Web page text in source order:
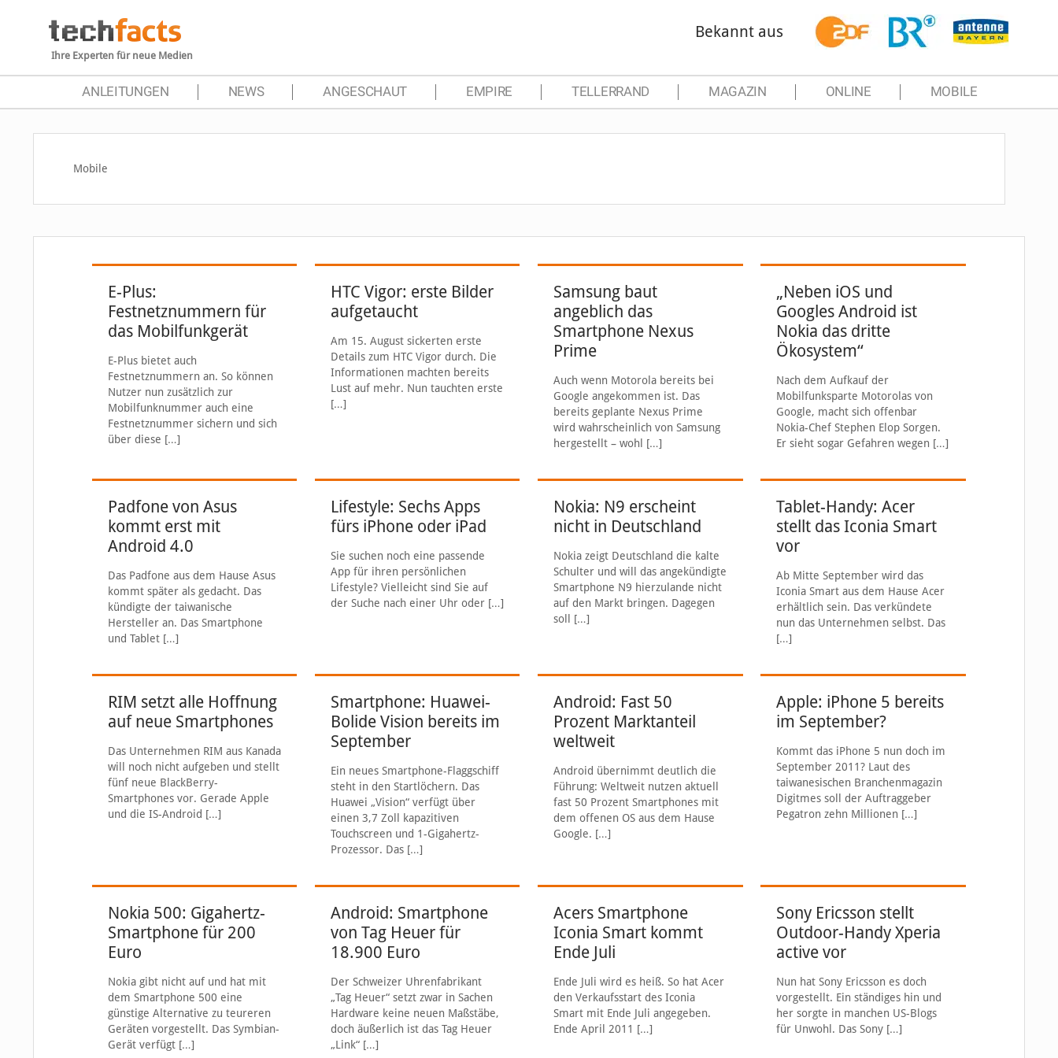
Ihre Experten für neue Medien
Bekannt aus
ANLEITUNGEN NEWS ANGESCHAUT EMPIRE TELLERRAND MAGAZIN ONLINE MOBILE
Mobile
E-Plus:
Festnetznummern für
das Mobilfunkgerät
E-Plus bietet auch
Festnetznummern an. So können
Nutzer nun zusätzlich zur
Mobilfunknummer auch eine
Festnetznummer sichern und sich
über diese […]
HTC Vigor: erste Bilder
aufgetaucht
Am 15. August sickerten erste
Details zum HTC Vigor durch. Die
Informationen machten bereits
Lust auf mehr. Nun tauchten erste
[…]
Samsung baut
angeblich das
Smartphone Nexus
Prime
Auch wenn Motorola bereits bei
Google angekommen ist. Das
bereits geplante Nexus Prime
wird wahrscheinlich von Samsung
hergestellt – wohl
[…]
„Neben iOS und
Googles Android ist
Nokia das dritte
Ökosystem“
Nach dem Aufkauf der
Mobilfunksparte Motorolas von
Google, macht sich offenbar
Nokia-Chef Stephen Elop Sorgen.
Er sieht sogar Gefahren wegen […]
Padfone von Asus
kommt erst mit
Android 4.0
Das Padfone aus dem Hause Asus
kommt später als gedacht. Das
kündigte der taiwanische
Hersteller an. Das Smartphone
und Tablet[…]
Lifestyle: Sechs Apps
fürs iPhone oder iPad
Sie suchen noch eine passende
App für ihren persönlichen
Lifestyle? Vielleicht sind Sie auf
der Suche nach einer Uhr oder[…]
Nokia: N9 erscheint
nicht in Deutschland
Nokia zeigt Deutschland die kalte
Schulter und will das angekündigte
Smartphone N9 hierzulande nicht
auf den Markt bringen. Dagegen
soll
[…]
Tablet-Handy: Acer
stellt das Iconia Smart
vor
Ab Mitte September wird das
Iconia Smart aus dem Hause Acer
erhältlich sein. Das verkündete
nun das Unternehmen selbst. Das
[…]
RIM setzt alle Hoffnung
auf neue Smartphones
Das Unternehmen RIM aus Kanada
will noch nicht aufgeben und stellt
fünf neue BlackBerry-
Smartphones vor. Gerade Apple
und die IS-Android […]
Smartphone: Huawei-
Bolide Vision bereits im
September
Ein neues Smartphone-Flaggschiff
steht in den Startlöchern. Das
Huawei „Vision“ verfügt über
einen 3,7 Zoll kapazitiven
Touchscreen und 1-Gigahertz-
Prozessor. Das[…]
Android: Fast 50
Prozent Marktanteil
weltweit
Android übernimmt deutlich die
Führung: Weltweit nutzen aktuell
fast 50 Prozent Smartphones mit
dem offenen OS aus dem Hause
Google. […]
Apple: iPhone 5 bereits
im September?
Kommt das iPhone 5 nun doch im
September 2011? Laut des
taiwanesischen Branchenmagazin
Digitmes soll der Auftraggeber
Pegatron zehn Millionen […]
Nokia 500: Gigahertz-
Smartphone für 200
Euro
Nokia gibt nicht auf und hat mit
dem Smartphone 500 eine
günstige Alternative zu teureren
Geräten vorgestellt. Das Symbian-
Gerät verfügt[…]
Android: Smartphone
von Tag Heuer für
18.900 Euro
Der Schweizer Uhrenfabrikant
„Tag Heuer“ setzt zwar in Sachen
Hardware keine neuen Maßstäbe,
doch äußerlich ist das Tag Heuer
„Link“[…]
Acers Smartphone
Iconia Smart kommt
Ende Juli
Ende Juli wird es heiß. So hat Acer
den Verkaufsstart des Iconia
Smart mit Ende Juli angegeben.
Ende April 2011 […]
Sony Ericsson stellt
Outdoor-Handy Xperia
active vor
Nun hat Sony Ericsson es doch
vorgestellt. Ein ständiges hin und
her sorgte in manchen US-Blogs
für Unwohl. Das Sony […]